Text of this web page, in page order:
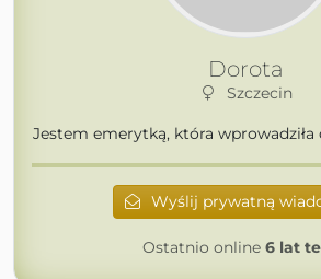
Dorota
Szczecin
Jestem emerytką, która wprowadziła
Wyślij prywatną
Ostatnio online 6 lat